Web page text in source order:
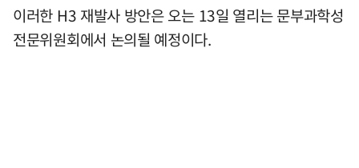
이러한 H3 재발사 방안은 오는 13일 열리는 문부과학성
전문위원회에서 논의될 예정이다.